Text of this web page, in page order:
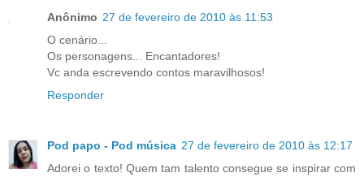
Anônimo 27 de fevereiro de 2010 às 11:53
O cenário...
Os personagens... Encantadores!
Vc anda escrevendo contos maravilhosos!
Responder
Pod papo - Pod música 27 de fevereiro de 2010 às 12:17
Adorei o texto! Quem tam talento consegue se inspirar com